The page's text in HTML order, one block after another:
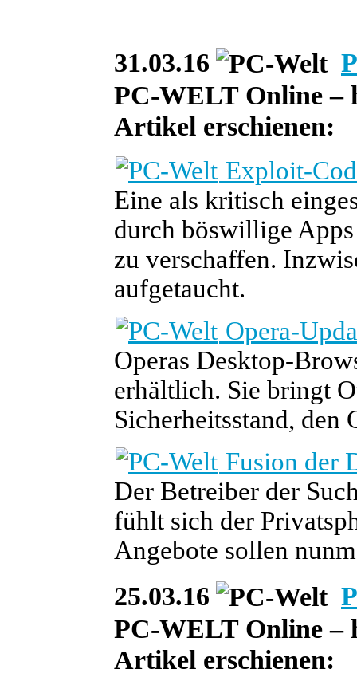
31.03.16
PC-WELT Online –
Artikel erschienen:
Exploit-
Eine als kritisch
durch böswillige
zu verschaffen.
aufgetaucht.
Opera-
Operas Desktop-
erhältlich. Sie bringt
Sicherheitsstand, den
Fusion der
Der Betreiber der
fühlt sich der
Angebote sollen
25.03.16
PC-WELT Online –
Artikel erschienen: